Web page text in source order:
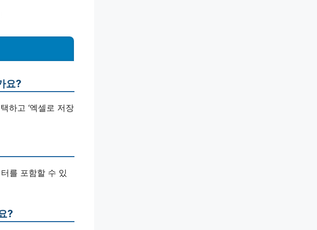
요?
하고 ‘엑셀로 저장
를 포함할 수 있
?